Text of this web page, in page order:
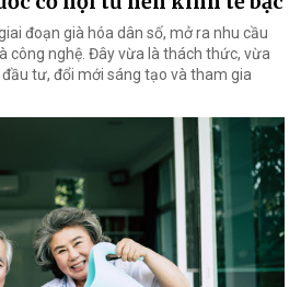
đoạn già hóa dân số, mở ra nhu cầu
công nghệ. Đây vừa là thách thức, vừa
đầu tư, đổi mới sáng tạo và tham gia